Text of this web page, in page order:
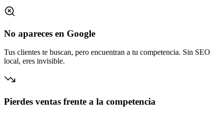
No apareces en Google
Tus clientes te buscan, pero encuentran a tu competencia. Sin SEO
local, eres invisible.
Pierdes ventas frente a la competencia